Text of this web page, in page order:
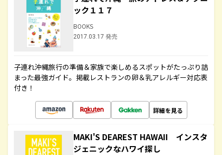
ック１１７
BOOKS
2017.03.17 発売
子連れ沖縄旅行の準備＆家族で楽しめるスポットがたっぷり詰
まった最強ガイド。掲載レストランの卵＆乳アレルギー対応表
付き！
詳細を見る
MAKI'S DEAREST HAWAII インスタ
ジェニックなハワイ探し